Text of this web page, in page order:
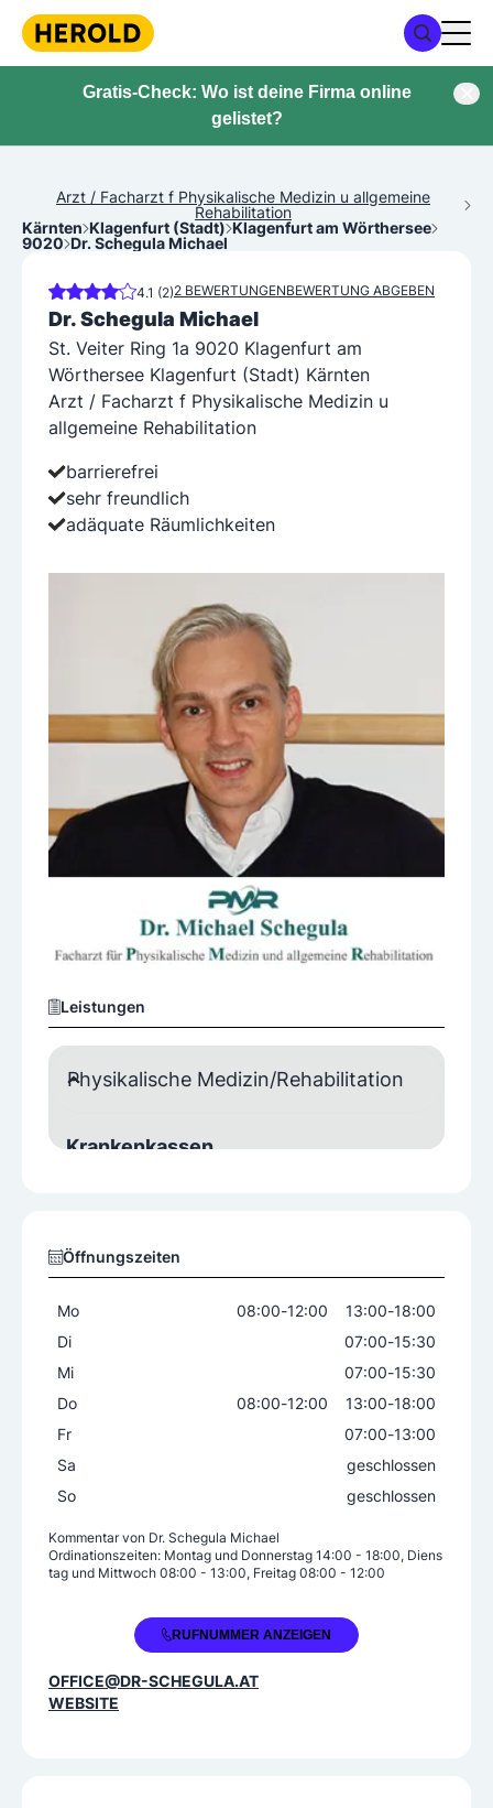
Gratis-Check: Wo ist deine Firma online
gelistet?
Arzt / Facharzt f Physikalische Medizin u allgemeine
Rehabilitation
Kärnten Klagenfurt (Stadt) Klagenfurt am Wörthersee
9020 Dr. Schegula Michael
4.1 (2)2 BEWERTUNGENBEWERTUNG ABGEBEN
Dr. Schegula Michael
St. Veiter Ring 1a 9020 Klagenfurt am
Wörthersee Klagenfurt (Stadt) Kärnten
Arzt / Facharzt f Physikalische Medizin u
allgemeine Rehabilitation
barrierefrei
sehr freundlich
adäquate Räumlichkeiten
Leistungen
Physikalische Medizin/Rehabilitation
Krankenkassen
Ja
Öffnungszeiten
Mo 08:00-12:00 13:00-18:00
Di
07:00-15:30
Mi
07:00-15:30
Do
08:00-12:00 13:00-18:00
Fr
07:00-13:00
Sa
geschlossen
So
geschlossen
Kommentar von Dr. Schegula Michael
Ordinationszeiten: Montag und Donnerstag 14:00 - 18:00, Diens
tag und Mittwoch 08:00 - 13:00, Freitag 08:00 - 12:00
+43 463 391005RUFNUMMER ANZEIGEN
OFFICE@DR-SCHEGULA.AT
WEBSITE